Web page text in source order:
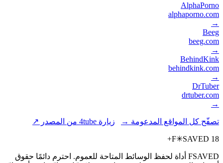
AlphaPorno
alphaporno.com
→
Beeg
beeg.com
→
BehindKink
behindkink.com
→
DrTuber
drtuber.com
→
تصفّح كل المواقع المدعومة → زيارة 4tube من المصدر ↗
F✳SAVED 18+
FSAVED أداة لحفظ الوسائط المتاحة للعموم. احترم دائمًا حقوق